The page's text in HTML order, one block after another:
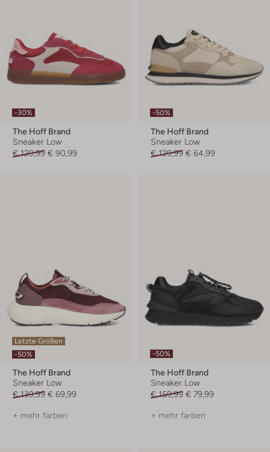
-30%
The Hoff Brand
Sneaker Low
€ 129,99 € 90,99
-50%
The Hoff Brand
Sneaker Low
€ 129,99 € 64,99
Letzte Größen
-50%
The Hoff Brand
Sneaker Low
€ 139,99 € 69,99
+ mehr farben
-50%
The Hoff Brand
Sneaker Low
€ 159,99 € 79,99
+ mehr farben